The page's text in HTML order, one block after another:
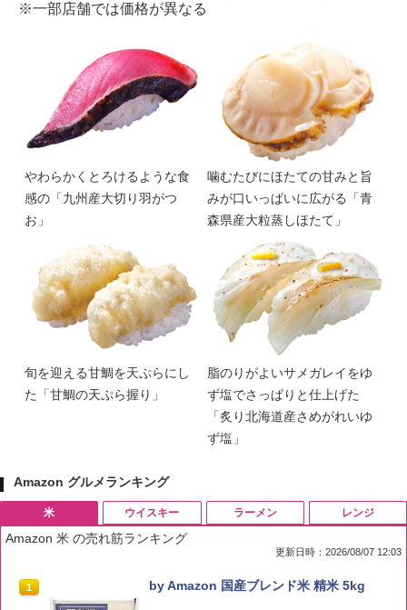
※一部店舗では価格が異なる
やわらかくとろけるような食
感の「九州産大切り羽がつ
お」
噛むたびにほたての甘みと旨
みが口いっぱいに広がる「青
森県産大粒蒸しほたて」
旬を迎える甘鯛を天ぷらにし
た「甘鯛の天ぷら握り」
脂のりがよいサメガレイをゆ
ず塩でさっぱりと仕上げた
「炙り北海道産さめがれいゆ
ず塩」
Amazon グルメランキング
米
Amazon 米 の売れ筋ランキング
更新日時：2026/08/07 12:03
1 by Amazon 国産ブレンド米 精米 5kg
ウイスキー ラーメン レンジ